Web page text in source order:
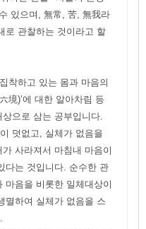
있으며, 無常, 苦, 無我라
로 관찰하는 것이라고 할
착하고 있는 몸과 마음의
境)’에 대한 알아차림 등
으로 삼는 공부입니다.
덧없고, 실체가 없음을
사라져서 마침내 마음이
다는 것입니다. 순수한 관
마음을 비롯한 일체대상이
멸하여 실체가 없음을 스